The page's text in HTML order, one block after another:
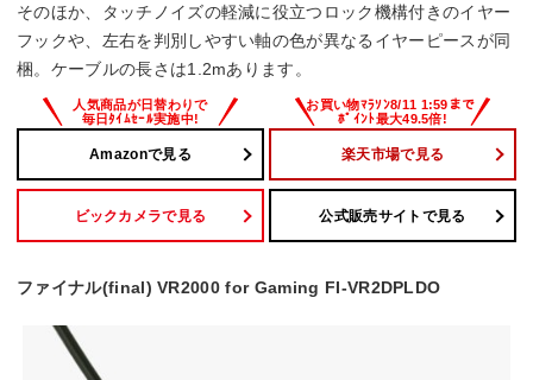
そのほか、タッチノイズの軽減に役立つロック機構付きのイヤー
フックや、左右を判別しやすい軸の色が異なるイヤーピースが同
梱。ケーブルの長さは1.2mあります。
Amazonで見る 楽天市場で見る
ビックカメラで見る 公式販売サイトで見る
ファイナル(final) VR2000 for Gaming FI-VR2DPLDO